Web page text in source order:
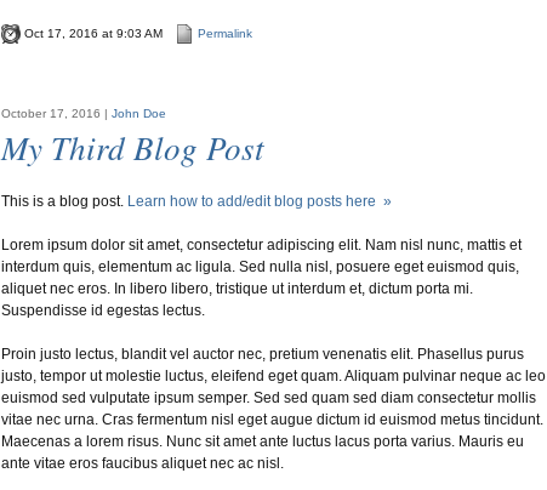
Oct 17, 2016 at 9:03 AM Permalink
October 17, 2016 | John Doe
My Third Blog Post
This is a blog post. Learn how to add/edit blog posts here »
Lorem ipsum dolor sit amet, consectetur adipiscing elit. Nam nisl nunc, mattis et
interdum quis, elementum ac ligula. Sed nulla nisl, posuere eget euismod quis,
aliquet nec eros. In libero libero, tristique ut interdum et, dictum porta mi.
Suspendisse id egestas lectus.
Proin justo lectus, blandit vel auctor nec, pretium venenatis elit. Phasellus purus
justo, tempor ut molestie luctus, eleifend eget quam. Aliquam pulvinar neque ac leo
euismod sed vulputate ipsum semper. Sed sed quam sed diam consectetur mollis
vitae nec urna. Cras fermentum nisl eget augue dictum id euismod metus tincidunt.
Maecenas a lorem risus. Nunc sit amet ante luctus lacus porta varius. Mauris eu
ante vitae eros faucibus aliquet nec ac nisl.